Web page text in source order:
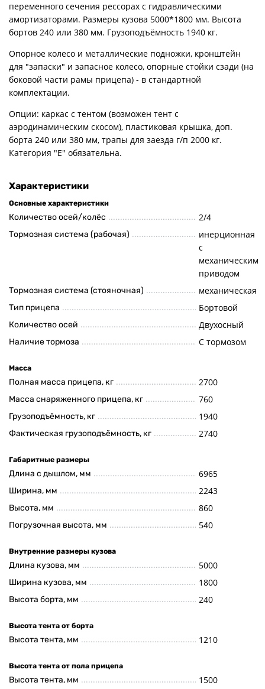
переменного сечения рессорах с гидравлическими
амортизаторами. Размеры кузова 5000*1800 мм. Высота
бортов 240 или 380 мм. Грузоподъёмность 1940 кг.
Опорное колесо и металлические подножки, кронштейн
для "запаски" и запасное колесо, опорные стойки сзади (на
боковой части рамы прицепа) - в стандартной
комплектации.
Опции: каркас с тентом (возможен тент с
аэродинамическим скосом), пластиковая крышка, доп.
борта 240 или 380 мм, трапы для заезда г/п 2000 кг.
Категория "Е" обязательна.
Характеристики
Основные характеристики
Количество осей/колёс 2/4
Тормозная система (рабочая)
инерционная
с
механическим
приводом
Тормозная система (стояночная) механическая
Тип прицепа Бортовой
Количество осей Двухосный
Наличие тормоза С тормозом
Масса
Полная масса прицепа, кг 2700
Масса снаряженного прицепа, кг 760
Грузоподъёмность, кг 1940
Фактическая грузоподъёмность, кг 2740
Габаритные размеры
Длина с дышлом, мм 6965
Ширина, мм 2243
Высота, мм 860
Погрузочная высота, мм 540
Внутренние размеры кузова
Длина кузова, мм 5000
Ширина кузова, мм 1800
Высота борта, мм 240
Высота тента от борта
Высота тента, мм 1210
Высота тента от пола прицепа
Высота тента, мм 1500